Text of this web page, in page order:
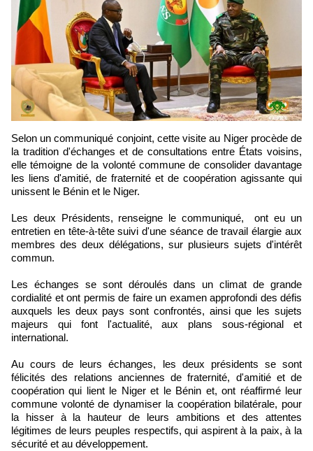
Selon un communiqué conjoint, cette visite au Niger procède de
la tradition d'échanges et de consultations entre États voisins,
elle témoigne de la volonté commune de consolider davantage
les liens d'amitié, de fraternité et de coopération agissante qui
unissent le Bénin et le Niger.
Les deux Présidents, renseigne le communiqué, ont eu un
entretien en tête-à-tête suivi d'une séance de travail élargie aux
membres des deux délégations, sur plusieurs sujets d'intérêt
commun.
Les échanges se sont déroulés dans un climat de grande
cordialité et ont permis de faire un examen approfondi des défis
auxquels les deux pays sont confrontés, ainsi que les sujets
majeurs qui font l'actualité, aux plans sous-régional et
international.
Au cours de leurs échanges, les deux présidents se sont
félicités des relations anciennes de fraternité, d'amitié et de
coopération qui lient le Niger et le Bénin et, ont réaffirmé leur
commune volonté de dynamiser la coopération bilatérale, pour
la hisser à la hauteur de leurs ambitions et des attentes
légitimes de leurs peuples respectifs, qui aspirent à la paix, à la
sécurité et au développement.